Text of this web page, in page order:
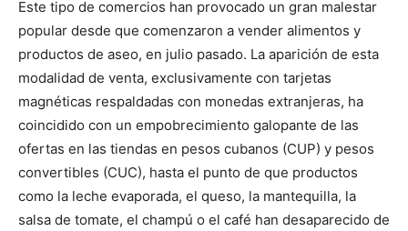
Este tipo de comercios han provocado un gran malestar
popular desde que comenzaron a vender alimentos y
productos de aseo, en julio pasado. La aparición de esta
modalidad de venta, exclusivamente con tarjetas
magnéticas respaldadas con monedas extranjeras, ha
coincidido con un empobrecimiento galopante de las
ofertas en las tiendas en pesos cubanos (CUP) y pesos
convertibles (CUC), hasta el punto de que productos
como la leche evaporada, el queso, la mantequilla, la
salsa de tomate, el champú o el café han desaparecido de